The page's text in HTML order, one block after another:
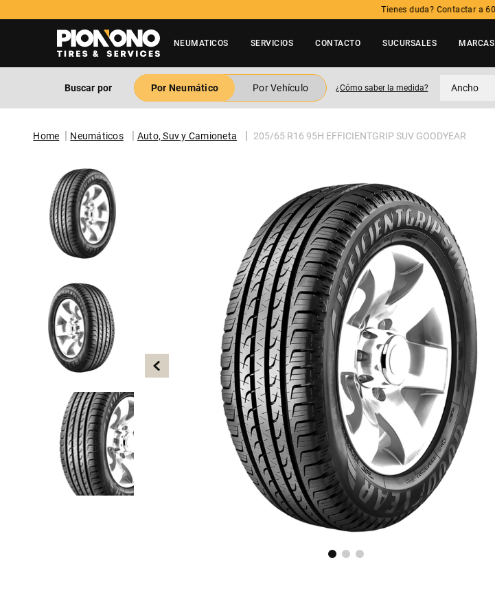
Tienes duda? Contactar a 600 3600 500
NEUMATICOS SERVICIOS CONTACTO SUCURSALES MARCAS
Buscar por Por Neumático Por Vehículo ¿Cómo saber la medida? Ancho
Neumáticos Auto, Suv y Camioneta 205/65 R16 95H EFFICIENTGRIP SUV GOODYEAR
TÉRMINOS MÁS BUSCADOS
. neumatico
3 235
5. 245